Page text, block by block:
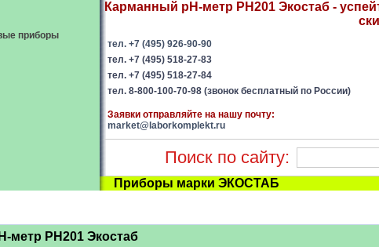
приборы
Карманный рН-метр PH201 Экостаб -
тел. +7 (495) 926-90-90
тел. +7 (495) 518-27-83
тел. +7 (495) 518-27-84
тел. 8-800-100-70-98 (звонок бесплатный по России)
Заявки отправляйте на нашу почту:
market@laborkomplekt.ru
Поиск по сайту:
Приборы марки ЭКОСТАБ
метр PH201 Экостаб